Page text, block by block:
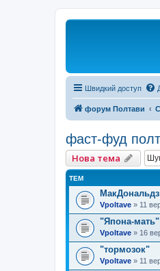
Швидкий доступ
форум Полтави
фаст-фуд
Нова тема
ТЕМ
МакДональдз
Vpoltave » 11
"Япона-мать"
Vpoltave » 16
"тормозок"
Vpoltave » 11